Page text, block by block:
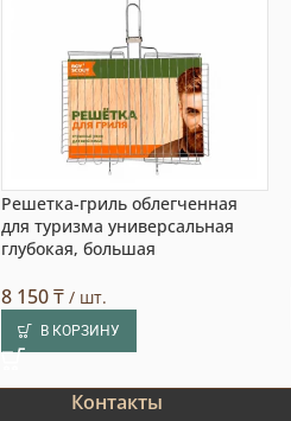
Решетка-гриль облегченная
для туризма универсальная
глубокая, большая
8 150₸ / шт.
В КОРЗИНУ
Контакты